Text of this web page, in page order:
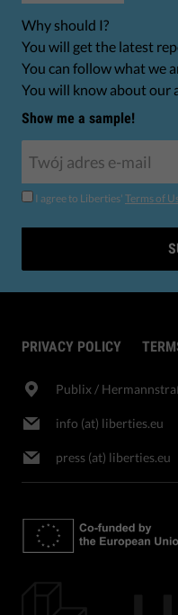
Why should I?
You will get the latest
You can follow what we
You will know about our
Show me a sample!
I agree to Liberties' Terms of
PRIVACY POLICY
Publix​ /
info (at) liberties.eu
press (at) liberties.eu